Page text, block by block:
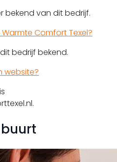
bekend van dit bedrijf.
Comfort Texel?
bedrijf bekend.
website?